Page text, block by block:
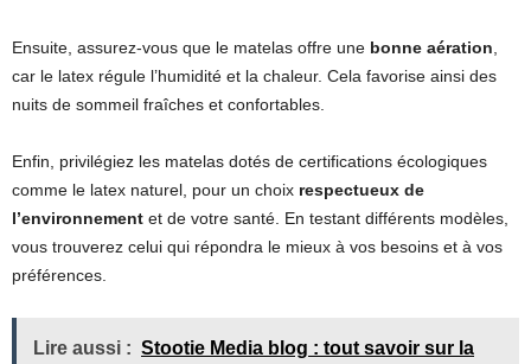
Ensuite, assurez-vous que le matelas offre une bonne aération
car le latex régule l’humidité et la chaleur. Cela favorise ainsi des
nuits de sommeil fraîches et confortables.
Enfin, privilégiez les matelas dotés de certifications écologiques
comme le latex naturel, pour un choix respectueux de
l’environnement et de votre santé. En testant différents modèles,
vous trouverez celui qui répondra le mieux à vos besoins et à vos
préférences.
Lire aussi : Stootie Media blog : tout savoir sur la